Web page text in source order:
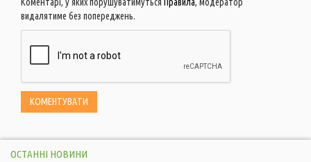
видалятиме без попереджень.
ОСТАННІ НОВИНИ